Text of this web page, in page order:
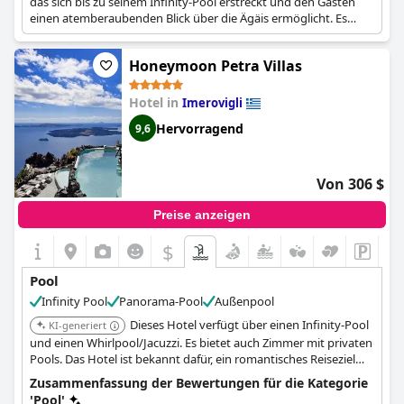
einen atemberaubenden Blick über die Ägäis ermöglicht. Es
bietet ein unvergessliches Erlebnis mit spektakulären
Sonnenuntergängen. Das Hotel verfügt über außergewöhnliche
Speisemöglichkeiten.Honeymoon Petra Villas
Hotel in Imerovigli
9,6 Hervorragend
Von 306 $
Preise anzeigen
$
Pool
Infinity Pool Panorama-Pool Außenpool
KI-generiert
Dieses Hotel verfügt über einen Infinity-Pool
und einen Whirlpool/Jacuzzi. Es bietet auch Zimmer mit privaten
Pools. Das Hotel ist bekannt dafür, ein romantisches Reiseziel
mit Ruhe und endlosen Bildern natürlicher Schönheit zu bieten.
Zusammenfassung der Bewertungen für die Kategorie
'Pool'